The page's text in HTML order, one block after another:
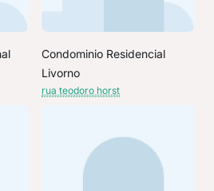
Condominio Residencial
Livorno
rua teodoro horst